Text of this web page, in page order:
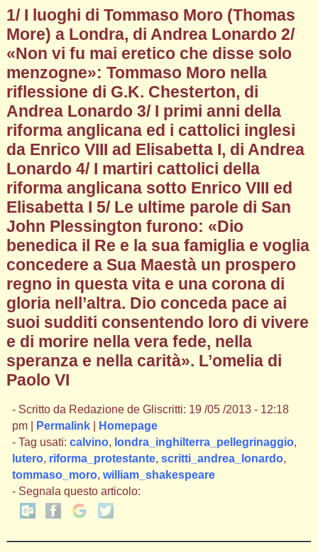
1/ I luoghi di Tommaso Moro (Thomas
More) a Londra, di Andrea Lonardo 2/
«Non vi fu mai eretico che disse solo
menzogne»: Tommaso Moro nella
riflessione di G.K. Chesterton, di
Andrea Lonardo 3/ I primi anni della
riforma anglicana ed i cattolici inglesi
da Enrico VIII ad Elisabetta I, di Andrea
Lonardo 4/ I martiri cattolici della
riforma anglicana sotto Enrico VIII ed
Elisabetta I 5/ Le ultime parole di San
John Plessington furono: «Dio
benedica il Re e la sua famiglia e voglia
concedere a Sua Maestà un prospero
regno in questa vita e una corona di
gloria nell’altra. Dio conceda pace ai
suoi sudditi consentendo loro di vivere
e di morire nella vera fede, nella
speranza e nella carità». L’omelia di
Paolo VI
- Scritto da Redazione de Gliscritti: 19 /05 /2013 - 12:18
pm |
Permalink|
Homepage
- Tag usati: calvino, londra_inghilterra_pellegrinaggio,
lutero, riforma_protestante, scritti_andrea_lonardo,
tommaso_moro, william_shakespeare
- Segnala questo articolo: